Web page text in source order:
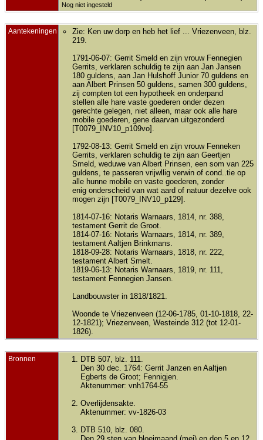
Nog niet ingesteld
Aantekeningen
Zie: Ken uw dorp en heb het lief ... Vriezenveen, blz.
219.
1791-06-07: Gerrit Smeld en zijn vrouw Fennegien
Gerrits, verklaren schuldig te zijn aan Jan Jansen
180 guldens, aan Jan Hulshoff Junior 70 guldens en
aan Albert Prinsen 50 guldens, samen 300 guldens,
zij compten tot een hypotheek en onderpand
stellen alle hare vaste goederen onder dezen
gerechte gelegen, niet alleen, maar ook alle hare
mobile goederen, gene daarvan uitgezonderd
[T0079_INV10_p109vo].
1792-08-13: Gerrit Smeld en zijn vrouw Fenneken
Gerrits, verklaren schuldig te zijn aan Geertjen
Smeld, weduwe van Albert Prinsen, een som van 225
guldens, te passeren vrijwllig verwin of cond..tie op
alle hunne mobile en vaste goederen, zonder
enig onderscheid van wat aard of natuur dezelve ook
mogen zijn [T0079_INV10_p129].
1814-07-16: Notaris Warnaars, 1814, nr. 388,
testament Gerrit de Groot.
1814-07-16: Notaris Warnaars, 1814, nr. 389,
testament Aaltjen Brinkmans.
1818-09-28: Notaris Warnaars, 1818, nr. 222,
testament Albert Smelt.
1819-06-13: Notaris Warnaars, 1819, nr. 111,
testament Fennegien Jansen.
Landbouwster in 1818/1821.
Woonde te Vriezenveen (12-06-1785, 01-10-1818, 22-
12-1821); Vriezenveen, Westeinde 312 (tot 12-01-
1826).
Bronnen
DTB 507, blz. 111.
Den 30 dec. 1764: Gerrit Janzen en Aaltjen
Egberts de Groot; Fennigjen.
Aktenummer: vnh1764-55
Overlijdensakte.
Aktenummer: vv-1826-03
DTB 510, blz. 080.